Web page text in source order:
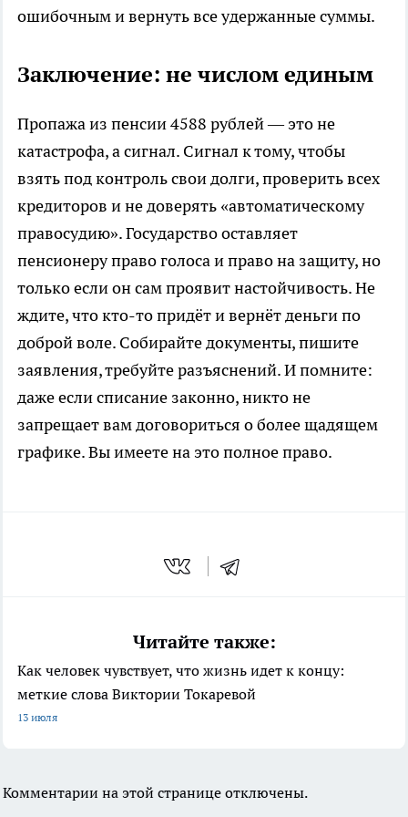
ошибочным и вернуть все удержанные суммы.
Заключение: не числом единым
Пропажа из пенсии 4588 рублей — это не
катастрофа, а сигнал. Сигнал к тому, чтобы
взять под контроль свои долги, проверить всех
кредиторов и не доверять «автоматическому
правосудию». Государство оставляет
пенсионеру право голоса и право на защиту, но
только если он сам проявит настойчивость. Не
ждите, что кто-то придёт и вернёт деньги по
доброй воле. Собирайте документы, пишите
заявления, требуйте разъяснений. И помните:
даже если списание законно, никто не
запрещает вам договориться о более щадящем
графике. Вы имеете на это полное право.
Читайте также:
Как человек чувствует, что жизнь идет к концу:
меткие слова Виктории Токаревой
13 июля
Комментарии на этой странице отключены.